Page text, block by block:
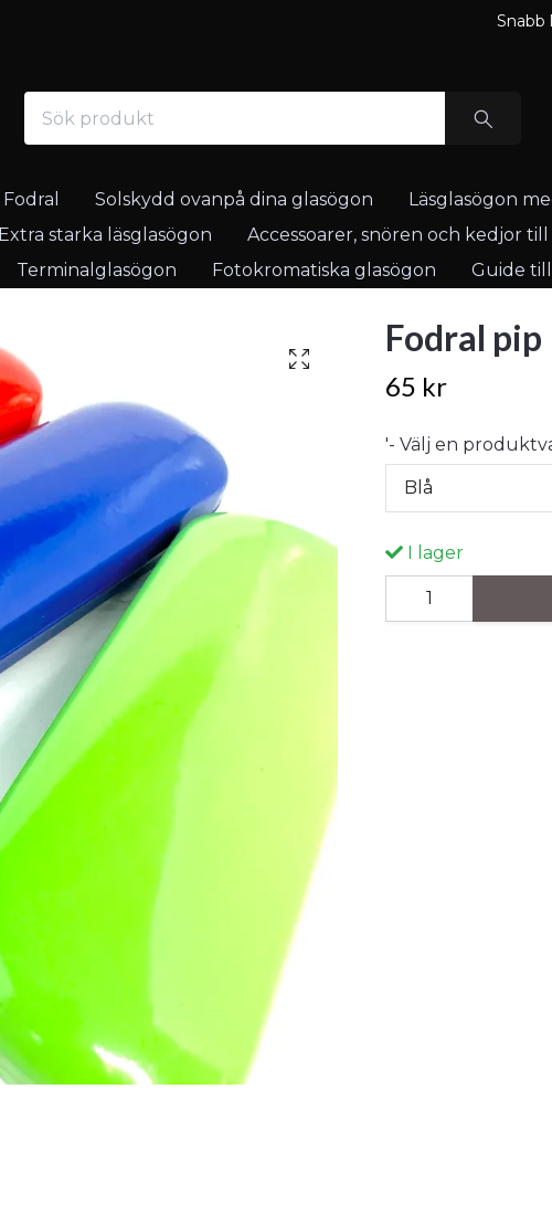
Snabb
Fodral Solskydd ovanpå dina glasögon
Läsglasögon
Extra starka läsglasögon Accessoarer, snören och kedjor
Terminalglasögon Fotokromatiska glasögon Guide
Fodral pip
65 kr
'- Välj en
Blå
I lager